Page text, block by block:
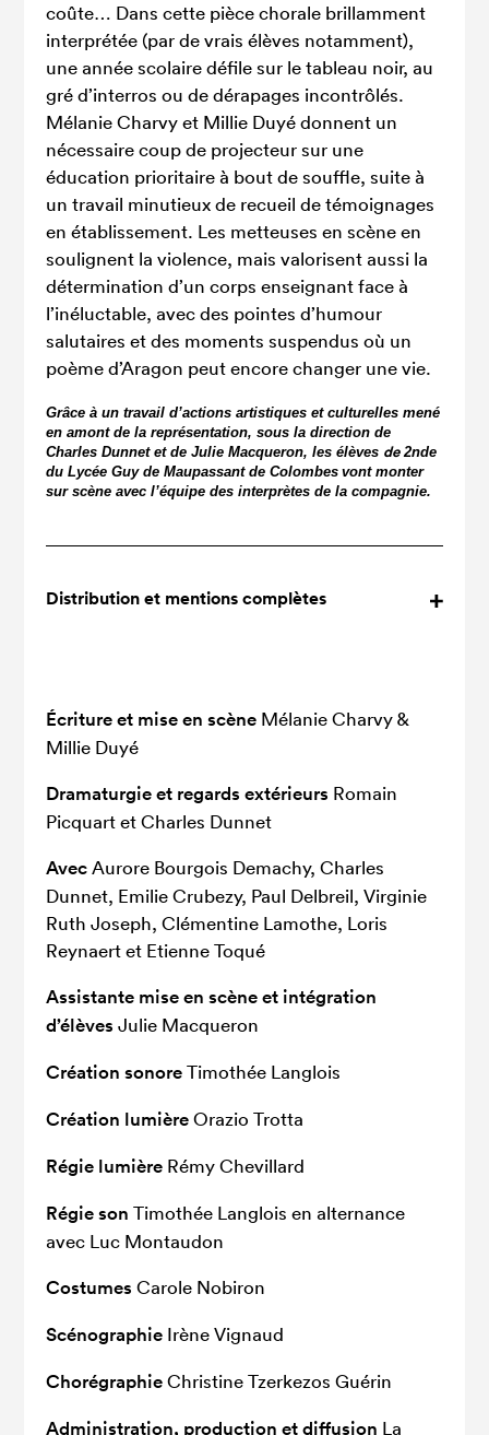
coûte… Dans cette pièce chorale brillamment
interprétée (par de vrais élèves notamment),
une année scolaire défile sur le tableau noir, au
gré d’interros ou de dérapages incontrôlés.
Mélanie Charvy et Millie Duyé donnent un
nécessaire coup de projecteur sur une
éducation prioritaire à bout de souffle, suite à
un travail minutieux de recueil de témoignages
en établissement. Les metteuses en scène en
soulignent la violence, mais valorisent aussi la
détermination d’un corps enseignant face à
l’inéluctable, avec des pointes d’humour
salutaires et des moments suspendus où un
poème d’Aragon peut encore changer une vie.
Grâce à un travail d’actions artistiques et culturelles mené
en amont de la représentation, sous la direction de
Charles Dunnet et de Julie Macqueron, les élèves de2nde
du Lycée Guy de Maupassant de Colombes vont monter
sur scène avec l’équipe des interprètes de la compagnie.
Distribution et mentions complètes
Écriture et mise en scène Mélanie Charvy &
Millie Duyé
Dramaturgie et regards extérieurs Romain
Picquart et Charles Dunnet
AvecAurore Bourgois Demachy, Charles
Dunnet, Emilie Crubezy, Paul Delbreil, Virginie
Ruth Joseph, Clémentine Lamothe, Loris
Reynaert et Etienne Toqué
Assistante mise en scène et intégration
d’élèves Julie Macqueron
Création sonoreTimothée Langlois
Création lumièreOrazio Trotta
Régie lumière Rémy Chevillard
Régie son Timothée Langlois en alternance
avec Luc Montaudon
Costumes Carole Nobiron
Scénographie Irène Vignaud
ChorégraphieChristine Tzerkezos Guérin
Administration, production et diffusion La